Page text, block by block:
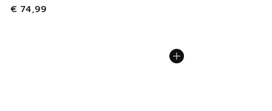
€ 74,99